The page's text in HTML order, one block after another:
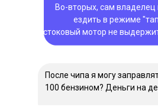
Во-вторых, сам
ездить в режиме
стоковый мотор не
После чипа я могу
100 бензином? Деньги на